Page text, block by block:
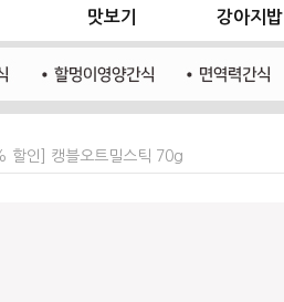
맛보기 강아지밥
할인] 캥블오트밀스틱 70g